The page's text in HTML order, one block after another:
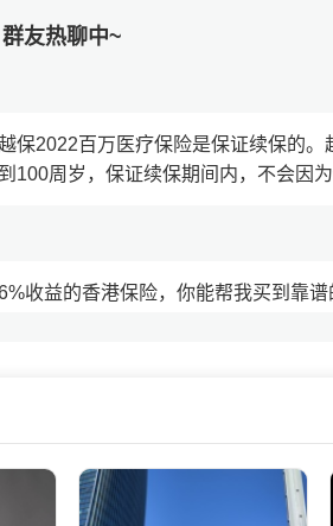
友热聊中~
保2022百万医疗保险是保证续保的
100周岁，保证续保期间内，不会因
收益的香港保险，你能帮我买到靠谱